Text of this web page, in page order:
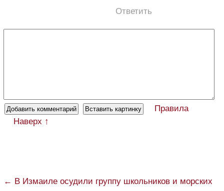
Ответить
Правила
Наверх ↑
← В Измаиле осудили группу школьников и морских